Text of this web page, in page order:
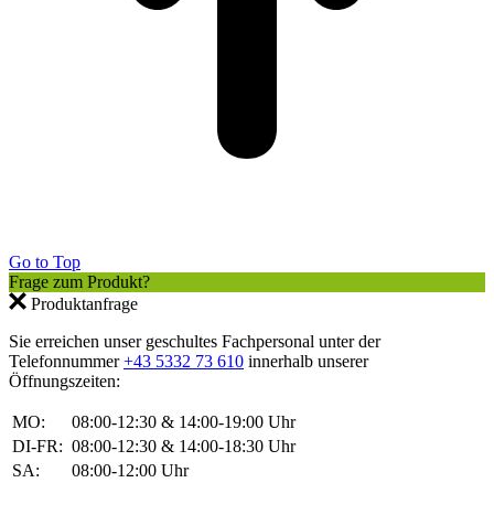
Go to Top
Frage zum Produkt?
Produktanfrage
Sie erreichen unser geschultes Fachpersonal unter der
Telefonnummer+43 5332 73 610 innerhalb unserer
Öffnungszeiten:
MO:
08:00-12:30 & 14:00-19:00 Uhr
DI-FR: 08:00-12:30 & 14:00-18:30 Uhr
SA:
08:00-12:00 Uhr